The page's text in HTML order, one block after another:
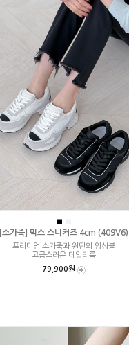
■
[소가죽] 믹스 스니커즈 4cm (409V6)
프리미엄 소가죽과 원단의 앙상블
고급스러운 데일리룩
79,900원